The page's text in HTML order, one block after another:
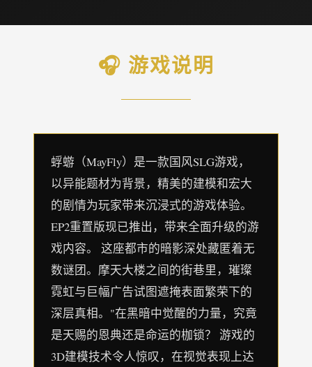
🎧 游戏说明
蜉蝣（MayFly）是一款国风SLG游戏，
以异能题材为背景，精美的建模和宏大
的剧情为玩家带来沉浸式的游戏体验。
EP2重置版现已推出，带来全面升级的游
戏内容。 这座都市的暗影深处藏匿着无
数谜团。摩天大楼之间的街巷里，璀璨
霓虹与巨幅广告试图遮掩表面繁荣下的
深层真相。"在黑暗中觉醒的力量，究竟
是天赐的恩典还是命运的枷锁？ 游戏的
3D建模技术令人惊叹，在视觉表现上达